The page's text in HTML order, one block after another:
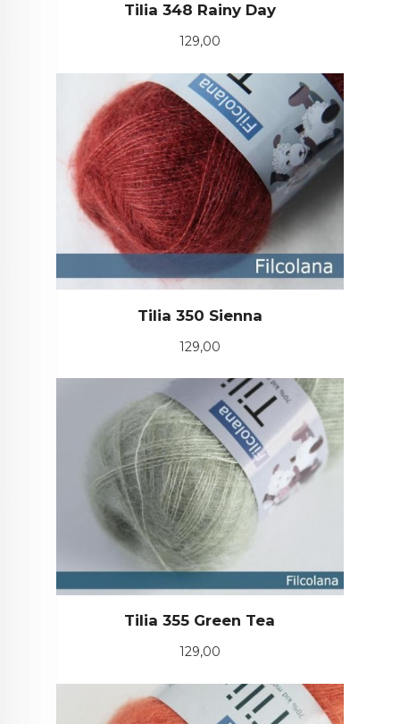
Tilia 348 Rainy Day
Pris
129,00
Tilia 350 Sienna
Pris
129,00
Tilia 355 Green Tea
Pris
129,00